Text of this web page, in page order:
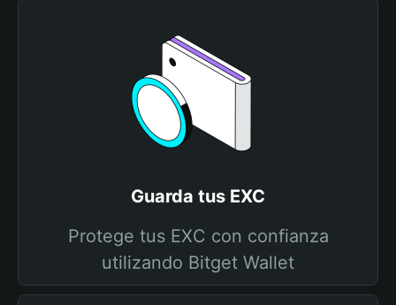
Guarda tus EXC
Protege tus EXC con confianza
utilizando Bitget Wallet